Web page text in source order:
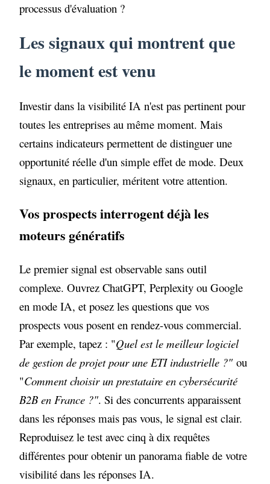
processus d'évaluation ?
Les signaux qui montrent que
le moment est venu
Investir dans la visibilité IA n'est pas pertinent pour
toutes les entreprises au même moment. Mais
certains indicateurs permettent de distinguer une
opportunité réelle d'un simple effet de mode. Deux
signaux, en particulier, méritent votre attention.
Vos prospects interrogent déjà les
moteurs génératifs
Le premier signal est observable sans outil
complexe. Ouvrez ChatGPT, Perplexity ou Google
en mode IA, et posez les questions que vos
prospects vous posent en rendez-vous commercial.
Par exemple, tapez : "Quel est le meilleur logiciel
de gestion de projet pour une ETI industrielle ?" ou
"Comment choisir un prestataire en cybersécurité
B2B en France ?". Si des concurrents apparaissent
dans les réponses mais pas vous, le signal est clair.
Reproduisez le test avec cinq à dix requêtes
différentes pour obtenir un panorama fiable de votre
visibilité dans les réponses IA.